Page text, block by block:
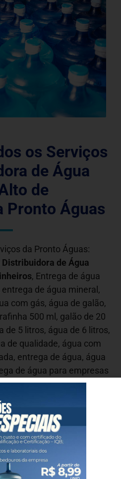
os Serviços
de Água
de
Pronto Águas
da Pronto Águas:
Distribuidora de Água
, Entrega de água
de água mineral,
com gás, água de galão,
500 ml, galão de 20
de 5 litros, água de 6 litros,
de qualidade, água com
entrega de água, água
de água para empresas
SP.